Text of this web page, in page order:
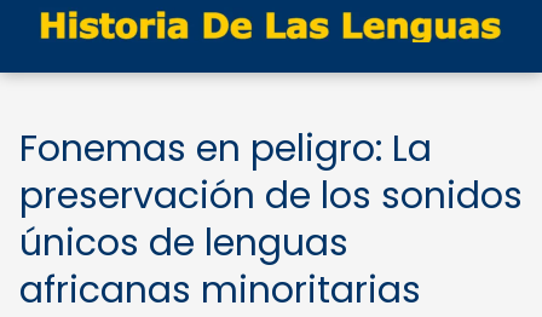
Fonemas en peligro: La
preservación de los sonidos
únicos de lenguas
africanas minoritarias